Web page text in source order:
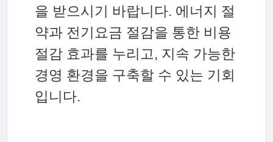
을 받으시기 바랍니다. 에너지 절
약과 전기요금 절감을 통한 비용
절감 효과를 누리고, 지속 가능한
경영 환경을 구축할 수 있는 기회
입니다.